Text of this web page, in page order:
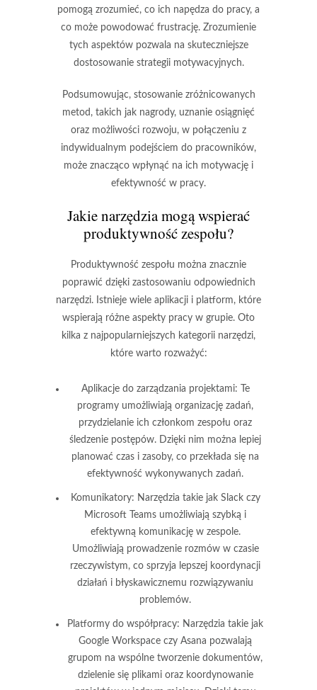
pomogą zrozumieć, co ich napędza do pracy, a
co może powodować frustrację. Zrozumienie
tych aspektów pozwala na skuteczniejsze
dostosowanie strategii motywacyjnych.
Podsumowując, stosowanie zróżnicowanych
metod, takich jak nagrody, uznanie osiągnięć
oraz możliwości rozwoju, w połączeniu z
indywidualnym podejściem do pracowników,
może znacząco wpłynąć na ich motywację i
efektywność w pracy.
Jakie narzędzia mogą wspierać
produktywność zespołu?
Produktywność zespołu można znacznie
poprawić dzięki zastosowaniu odpowiednich
narzędzi. Istnieje wiele aplikacji i platform, które
wspierają różne aspekty pracy w grupie. Oto
kilka z najpopularniejszych kategorii narzędzi,
które warto rozważyć:
Aplikacje do zarządzania projektami: Te
programy umożliwiają organizację zadań,
przydzielanie ich członkom zespołu oraz
śledzenie postępów. Dzięki nim można lepiej
planować czas i zasoby, co przekłada się na
efektywność wykonywanych zadań.
Komunikatory: Narzędzia takie jak Slack czy
Microsoft Teams umożliwiają szybką i
efektywną komunikację w zespole.
Umożliwiają prowadzenie rozmów w czasie
rzeczywistym, co sprzyja lepszej koordynacji
działań i błyskawicznemu rozwiązywaniu
problemów.
Platformy do współpracy: Narzędzia takie jak
Google Workspace czy Asana pozwalają
grupom na wspólne tworzenie dokumentów,
dzielenie się plikami oraz koordynowanie